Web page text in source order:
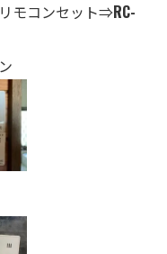
リモコンセット⇒RC-